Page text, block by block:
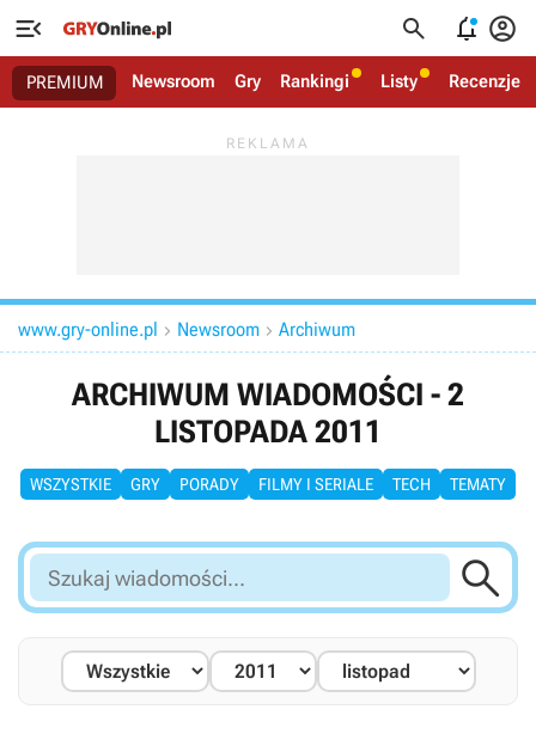
   
PREMIUM Newsroom Gry Rankingi Listy Recenzje
www.gry-online.pl  Newsroom  Archiwum
ARCHIWUM WIADOMOŚCI - 2
LISTOPADA 2011
WSZYSTKIE GRY PORADY FILMY I SERIALE TECH TEMATY
Szukaj
wiadomości...
